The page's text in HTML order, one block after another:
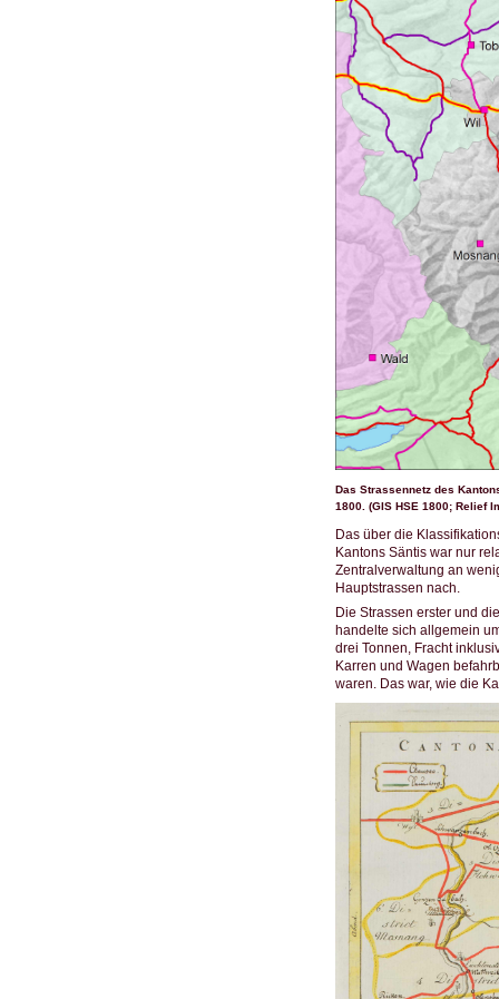
Das Strassennetz des
1800. (GIS HSE 1800; Relief
Das über die
Kantons Säntis war nur
Zentralverwaltung an
Hauptstrassen nach.
Die Strassen erster und
handelte sich allgemein
drei Tonnen, Fracht
Karren und Wagen
waren. Das war, wie die